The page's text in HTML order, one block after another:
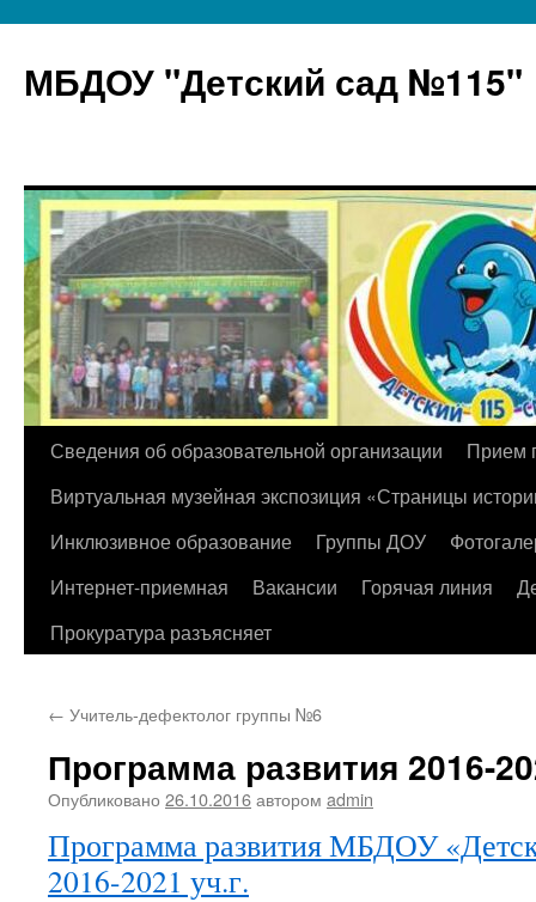
МБДОУ "Детский сад №115"
Перейти
содержимому
Сведения об образовательной организации
Прием
Виртуальная музейная экспозиция «Страницы
Инклюзивное образование
Группы ДОУ
Интернет-приемная
Вакансии Горячая линия
Прокуратура разъясняет
← Учитель-дефектолог группы №6
Программа развития 2016-
Опубликовано 26.10.2016автором admin
Программа развития МБДОУ
2016-2021 уч.г.